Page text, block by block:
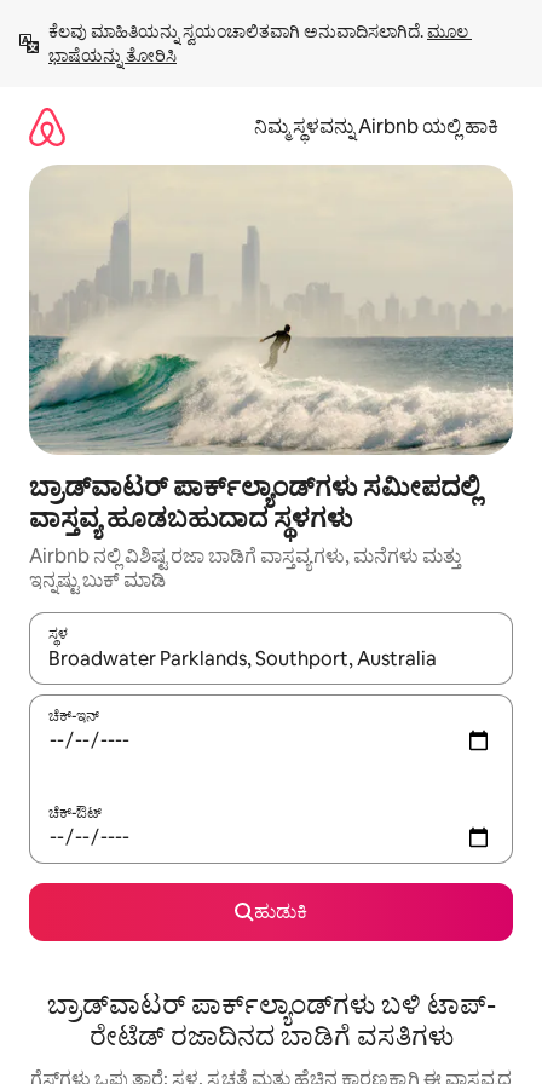
ಹೋಗಿ
ಕೆಲವು ಮಾಹಿತಿಯನ್ನು ಸ್ವಯಂಚಾಲಿತವಾಗಿ ಅನುವಾದಿಸಲಾಗಿದೆ. ಮೂಲ
ಭಾಷೆಯನ್ನು ತೋರಿಸಿ
ನಿಮ್ಮ ಸ್ಥಳವನ್ನು Airbnb ಯಲ್ಲಿ ಹಾಕಿ
ಬ್ರಾಡ್‌ವಾಟರ್ ಪಾರ್ಕ್‌ಲ್ಯಾಂಡ್‌ಗಳು ಸಮೀಪದಲ್ಲಿ
ವಾಸ್ತವ್ಯ ಹೂಡಬಹುದಾದ ಸ್ಥಳಗಳು
Airbnb ನಲ್ಲಿ ವಿಶಿಷ್ಟ ರಜಾ ಬಾಡಿಗೆ ವಾಸ್ತವ್ಯಗಳು, ಮನೆಗಳು ಮತ್ತು
ಇನ್ನಷ್ಟು ಬುಕ್ ಮಾಡಿ
ಸ್ಥಳ
ಫಲಿತಾಂಶಗಳು ಲಭ್ಯವಿರುವಾಗ, ಅಪ್ ಮತ್ತು ಡೌನ್ ಬಾಣದ ಕೀಲಿಗಳೊಂದಿಗೆ
ಚೆಕ್-ಇನ್
ಚೆಕ್-ಔಟ್
ಹುಡುಕಿ
ಬ್ರಾಡ್‌ವಾಟರ್ ಪಾರ್ಕ್‌ಲ್ಯಾಂಡ್‌ಗಳು ಬಳಿ ಟಾಪ್-
ರೇಟೆಡ್ ರಜಾದಿನದ ಬಾಡಿಗೆ ವಸತಿಗಳು
ಗೆಸ್ಟ್‌ಗಳು ಒಪ್ಪುತ್ತಾರೆ: ಸ್ಥಳ, ಸ್ವಚ್ಛತೆ ಮತ್ತು ಹೆಚ್ಚಿನ ಕಾರಣಕ್ಕಾಗಿ ಈ ವಾಸ್ತವ್ಯದ